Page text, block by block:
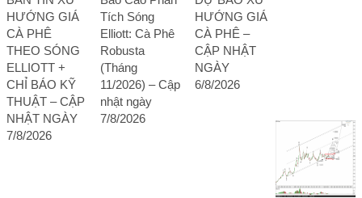
HƯỚNG GIÁ
CÀ PHÊ
THEO SÓNG
ELLIOTT +
CHỈ BÁO KỸ
THUẬT – CẬP
NHẬT NGÀY
7/8/2026
Tích Sóng
Elliott: Cà Phê
Robusta
(Tháng
11/2026) – Cập
nhật ngày
7/8/2026
HƯỚNG GIÁ
CÀ PHÊ –
CẬP NHẬT
NGÀY
6/8/2026